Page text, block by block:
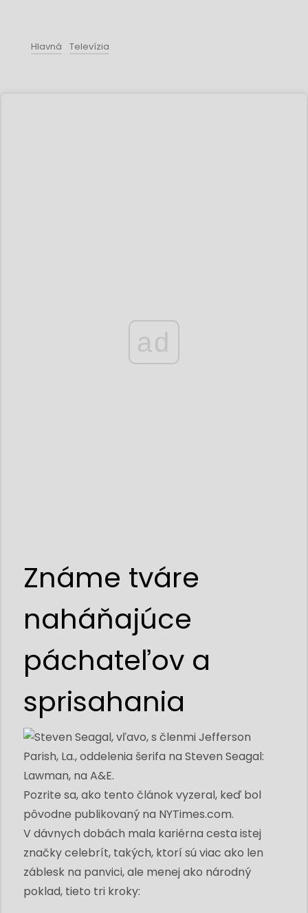
Hlavná Televízia
ad
Známe tváre
naháňajúce
páchateľov a
sprisahania
Pozrite sa, ako tento článok vyzeral, keď bol
pôvodne publikovaný na NYTimes.com.
V dávnych dobách mala kariérna cesta istej
značky celebrít, takých, ktorí sú viac ako len
záblesk na panvici, ale menej ako národný
poklad, tieto tri kroky: